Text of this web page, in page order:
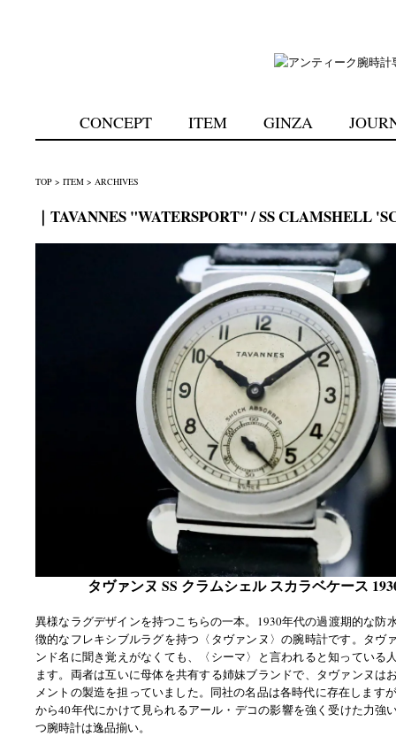
CONCEPT ITEM GINZA
TOP > ITEM > ARCHIVES
｜TAVANNES "WATERSPORT" / SS CLAMSHELL
タヴァンヌ SS クラムシェル スカラベケース
異様なラグデザインを持つこちらの一本。1930年代の過渡期的な防
徴的なフレキシブルラグを持つ〈タヴァンヌ〉の腕時計です。タヴ
ンド名に聞き覚えがなくても、〈シーマ〉と言われると知っている
ます。両者は互いに母体を共有する姉妹ブランドで、タヴァンヌは
メントの製造を担っていました。同社の名品は各時代に存在します
から40年代にかけて見られるアール・デコの影響を強く受けた力強
つ腕時計は逸品揃い。